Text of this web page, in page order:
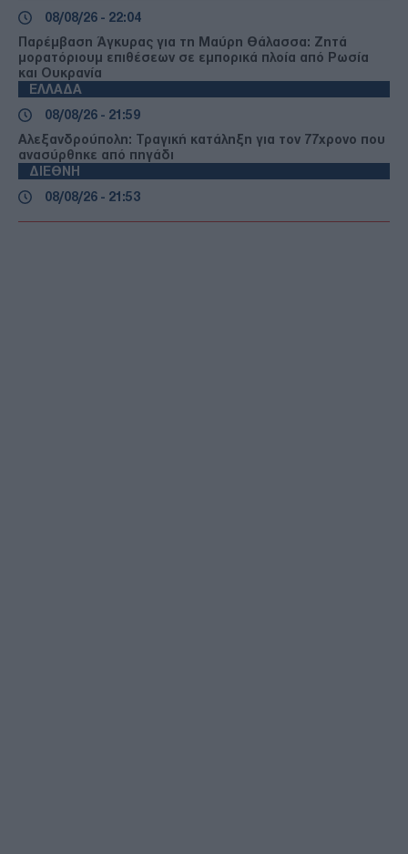
08/08/26 - 22:04
Παρέμβαση Άγκυρας για τη Μαύρη Θάλασσα: Ζητά
μορατόριουμ επιθέσεων σε εμπορικά πλοία από Ρωσία
και Ουκρανία
ΕΛΛΑΔΑ
08/08/26 - 21:59
Αλεξανδρούπολη: Τραγική κατάληξη για τον 77χρονο που
ανασύρθηκε από πηγάδι
ΔΙΕΘΝΗ
08/08/26 - 21:53
Βανς: Το Ιράν διαβεβαιώνει πως δεν θα επιβάλει διόδια